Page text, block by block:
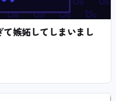
嫉妬してしまいまし